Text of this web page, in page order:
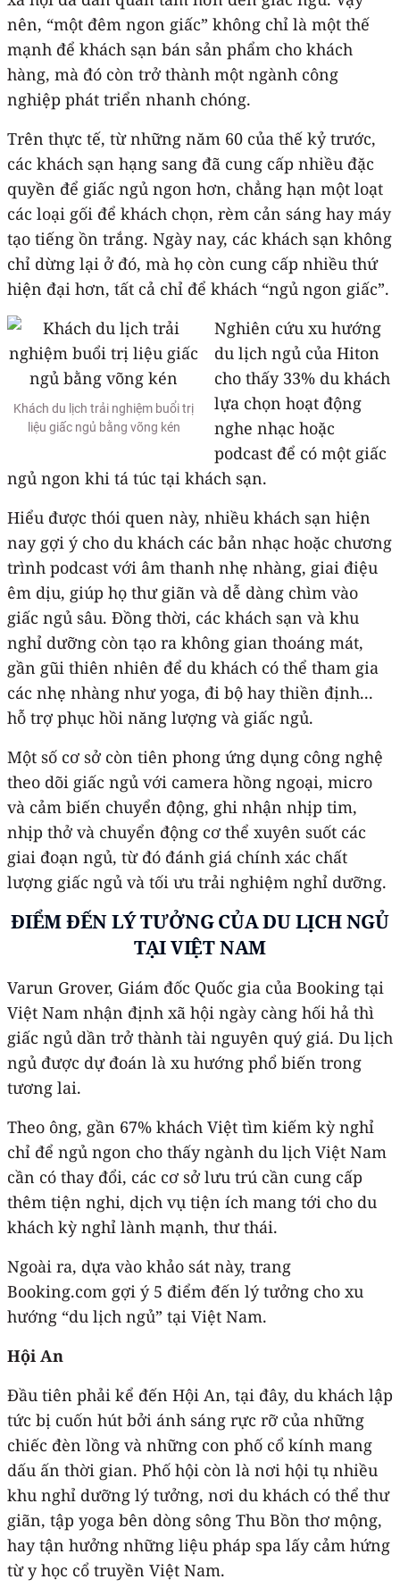
nên, “một đêm ngon giấc” không chỉ là một thế
mạnh để khách sạn bán sản phẩm cho khách
hàng, mà đó còn trở thành một ngành công
nghiệp phát triển nhanh chóng.
Trên thực tế, từ những năm 60 của thế kỷ trước,
các khách sạn hạng sang đã cung cấp nhiều đặc
quyền để giấc ngủ ngon hơn, chẳng hạn một loạt
các loại gối để khách chọn, rèm cản sáng hay máy
tạo tiếng ồn trắng. Ngày nay, các khách sạn không
chỉ dừng lại ở đó, mà họ còn cung cấp nhiều thứ
hiện đại hơn, tất cả chỉ để khách “ngủ ngon giấc”.
Khách du lịch trải nghiệm buổi trị
liệu giấc ngủ bằng võng kén
Nghiên cứu xu hướng
du lịch ngủ của Hiton
cho thấy 33% du khách
lựa chọn hoạt động
nghe nhạc hoặc
podcast để có một giấc
ngủ ngon khi tá túc tại khách sạn.
Hiểu được thói quen này, nhiều khách sạn hiện
nay gợi ý cho du khách các bản nhạc hoặc chương
trình podcast với âm thanh nhẹ nhàng, giai điệu
êm dịu, giúp họ thư giãn và dễ dàng chìm vào
giấc ngủ sâu. Đồng thời, các khách sạn và khu
nghỉ dưỡng còn tạo ra không gian thoáng mát,
gần gũi thiên nhiên để du khách có thể tham gia
các nhẹ nhàng như yoga, đi bộ hay thiền định...
hỗ trợ phục hồi năng lượng và giấc ngủ.
Một số cơ sở còn tiên phong ứng dụng công nghệ
theo dõi giấc ngủ với camera hồng ngoại, micro
và cảm biến chuyển động, ghi nhận nhịp tim,
nhịp thở và chuyển động cơ thể xuyên suốt các
giai đoạn ngủ, từ đó đánh giá chính xác chất
lượng giấc ngủ và tối ưu trải nghiệm nghỉ dưỡng.
ĐIỂM ĐẾN LÝ TƯỞNG CỦA DU LỊCH NGỦ
TẠI VIỆT NAM
Varun Grover, Giám đốc Quốc gia của Booking tại
Việt Nam nhận định xã hội ngày càng hối hả thì
giấc ngủ dần trở thành tài nguyên quý giá. Du lịch
ngủ được dự đoán là xu hướng phổ biến trong
tương lai.
Theo ông, gần 67% khách Việt tìm kiếm kỳ nghỉ
chỉ để ngủ ngon cho thấy ngành du lịch Việt Nam
cần có thay đổi, các cơ sở lưu trú cần cung cấp
thêm tiện nghi, dịch vụ tiện ích mang tới cho du
khách kỳ nghỉ lành mạnh, thư thái.
Ngoài ra, dựa vào khảo sát này, trang
Booking.com gợi ý 5 điểm đến lý tưởng cho xu
hướng “du lịch ngủ” tại Việt Nam.
Hội An
Đầu tiên phải kể đến Hội An, tại đây, du khách lập
tức bị cuốn hút bởi ánh sáng rực rỡ của những
chiếc đèn lồng và những con phố cổ kính mang
dấu ấn thời gian. Phố hội còn là nơi hội tụ nhiều
khu nghỉ dưỡng lý tưởng, nơi du khách có thể thư
giãn, tập yoga bên dòng sông Thu Bồn thơ mộng,
hay tận hưởng những liệu pháp spa lấy cảm hứng
từ y học cổ truyền Việt Nam.